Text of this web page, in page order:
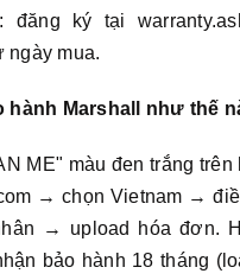
ký tại
ngày mua.
hành Marshall như thế
ME" màu đen trắng
→ chọn Vietnam →
→ upload hóa đơn.
bảo hành 18 tháng